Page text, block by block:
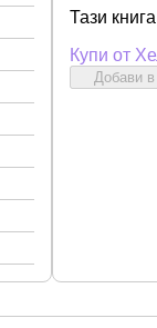
Тази
Купи от
Добави